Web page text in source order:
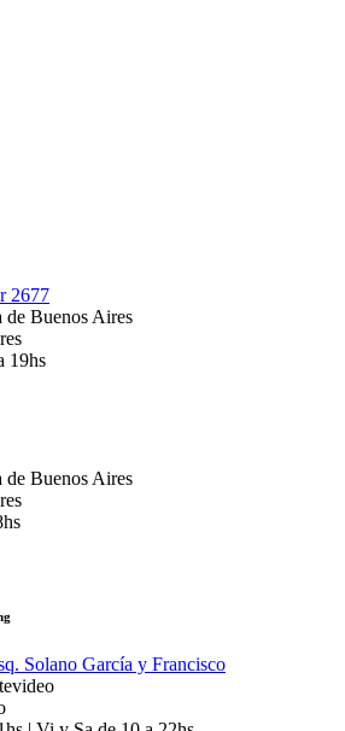
2677
Buenos Aires
19hs
Buenos Aires
Solano García y Francisco